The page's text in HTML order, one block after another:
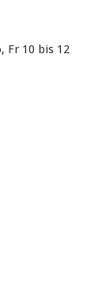
Fr 10 bis 12